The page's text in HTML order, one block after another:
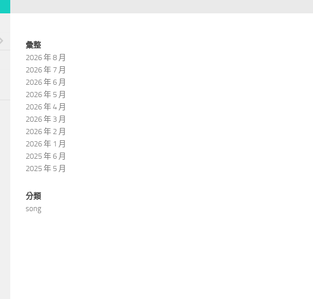
彙整
2026 年 8 月
2026 年 7 月
2026 年 6 月
2026 年 5 月
2026 年 4 月
2026 年 3 月
2026 年 2 月
2026 年 1 月
2025 年 6 月
2025 年 5 月
分類
song